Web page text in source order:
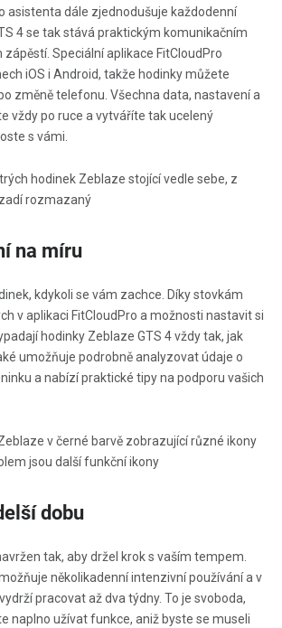
asistenta dále zjednodušuje každodenní
4 se tak stává praktickým komunikačním
Speciální aplikace FitCloudPro
iOS i Android, takže hodinky můžete
změně telefonu. Všechna data, nastavení a
vždy po ruce a vytváříte tak ucelený
s vámi.
na míru
kdykoli se vám zachce. Díky stovkám
v aplikaci FitCloudPro a možnosti nastavit si
hodinky Zeblaze GTS 4 vždy tak, jak
umožňuje podrobně analyzovat údaje o
a nabízí praktické tipy na podporu vašich
dobu
tak, aby držel krok s vaším tempem.
několikadenní intenzivní používání a v
pracovat až dva týdny. To je svoboda,
naplno užívat funkce, aniž byste se museli